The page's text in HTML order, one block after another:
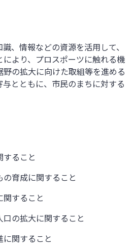
、情報などの資源を活用して、
より、プロスポーツに触れる機
の拡大に向けた取組等を進める
とともに、市民のまちに対する
すること
の育成に関すること
関すること
口の拡大に関すること
に関すること